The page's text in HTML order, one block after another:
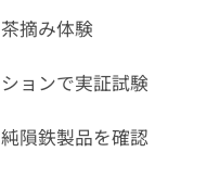
摘み体験
ョンで実証試験
隕鉄製品を確認